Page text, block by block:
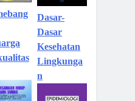
Dasar-
Dasar
Kesehatan
Lingkunga
n